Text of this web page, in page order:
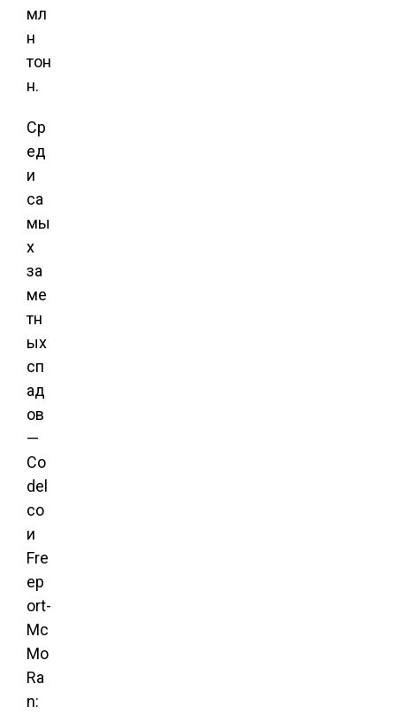
мл
н
тон
н.
Ср
ед
и
са
мы
х
за
ме
тн
ых
сп
ад
ов
—
Co
del
co
и
Fre
ep
ort-
Mc
Mo
Ra
n: